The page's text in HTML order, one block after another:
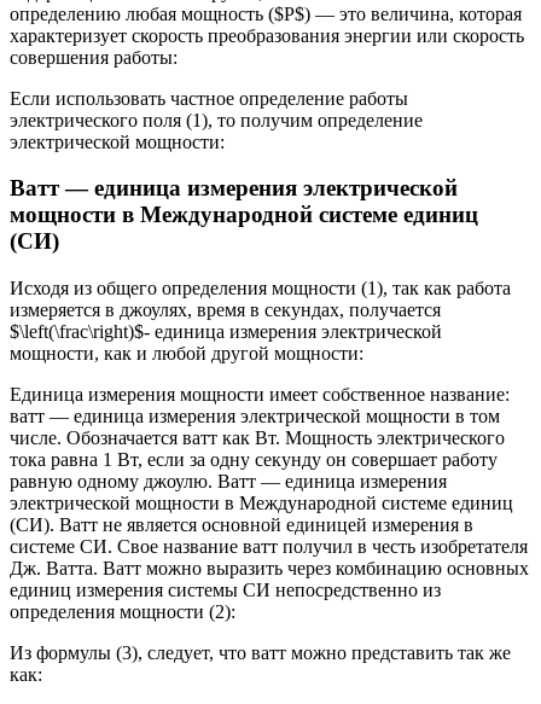
определению любая мощность ($P$) — это величина, которая
характеризует скорость преобразования энергии или скорость
совершения работы:
Если использовать частное определение работы
электрического поля (1), то получим определение
электрической мощности:
Ватт — единица измерения электрической
мощности в Международной системе единиц
(СИ)
Исходя из общего определения мощности (1), так как работа
измеряется в джоулях, время в секундах, получается
$\left(\frac\right)$- единица измерения электрической
мощности, как и любой другой мощности:
Единица измерения мощности имеет собственное название:
ватт — единица измерения электрической мощности в том
числе. Обозначается ватт как Вт. Мощность электрического
тока равна 1 Вт, если за одну секунду он совершает работу
равную одному джоулю. Ватт — единица измерения
электрической мощности в Международной системе единиц
(СИ). Ватт не является основной единицей измерения в
системе СИ. Свое название ватт получил в честь изобретателя
Дж. Ватта. Ватт можно выразить через комбинацию основных
единиц измерения системы СИ непосредственно из
определения мощности (2):
Из формулы (3), следует, что ватт можно представить так же
как: